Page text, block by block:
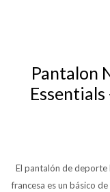
Pantalon
El pantalón de deporte
francesa es un básico